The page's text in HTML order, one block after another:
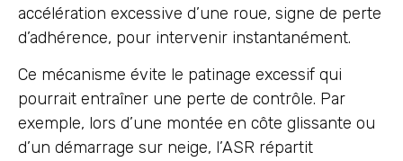
accélération excessive d’une roue, signe de perte
d’adhérence, pour intervenir instantanément.
Ce mécanisme évite le patinage excessif qui
pourrait entraîner une perte de contrôle. Par
exemple, lors d’une montée en côte glissante ou
d’un démarrage sur neige, l’ASR répartit